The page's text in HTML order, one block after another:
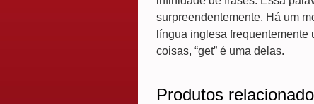
surpreendentemente. Há um
língua inglesa
coisas, “get” é uma delas.
Produtos